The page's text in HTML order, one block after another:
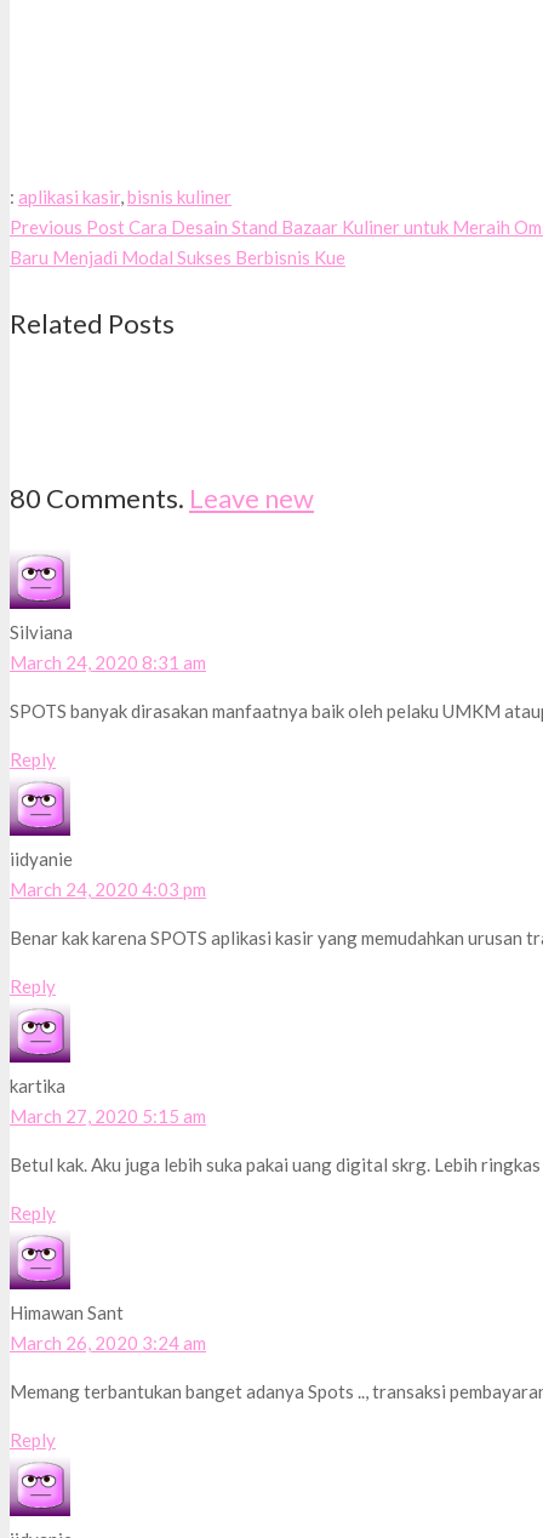
: aplikasi kasir,bisnis kuliner
Previous PostCara Desain Stand Bazaar Kuliner untuk Meraih
Baru Menjadi Modal Sukses Berbisnis Kue
Related Posts
80 Comments. Leave new
Silviana
March 24, 2020 8:31 am
SPOTS banyak dirasakan manfaatnya baik oleh pelaku UMKM
Reply
iidyanie
March 24, 2020 4:03 pm
Benar kak karena SPOTS aplikasi kasir yang memudahkan urusan
Reply
kartika
March 27, 2020 5:15 am
Betul kak. Aku juga lebih suka pakai uang digital skrg. Lebih
Reply
Himawan Sant
March 26, 2020 3:24 am
Memang terbantukan banget adanya Spots .., transaksi
Reply